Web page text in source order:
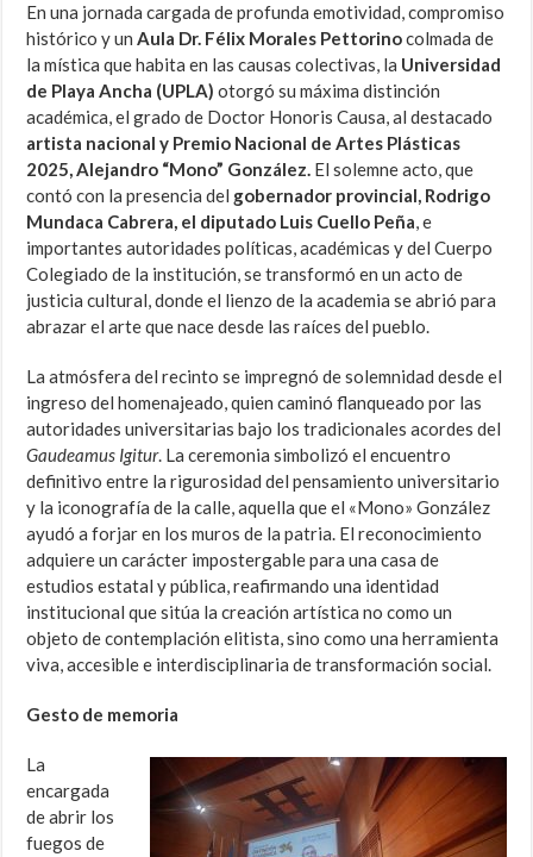
En una jornada cargada de profunda emotividad, compromiso
histórico y unAula Dr. Félix Morales Pettorinocolmada de
la mística que habita en las causas colectivas, la Universidad
de Playa Ancha (UPLA) otorgó su máxima distinción
académica, el grado de Doctor Honoris Causa, al destacado
artista nacional y Premio Nacional de Artes Plásticas
2025, Alejandro “Mono” González. El solemne acto, que
contó con la presencia del gobernador provincial, Rodrigo
Mundaca Cabrera, el diputado Luis Cuello Peña, e
importantes autoridades políticas, académicas y del Cuerpo
Colegiado de la institución, se transformó en un acto de
justicia cultural, donde el lienzo de la academia se abrió para
abrazar el arte que nace desde las raíces del pueblo.
La atmósfera del recinto se impregnó de solemnidad desde el
ingreso del homenajeado, quien caminó flanqueado por las
autoridades universitarias bajo los tradicionales acordes del
Gaudeamus Igitur. La ceremonia simbolizó el encuentro
definitivo entre la rigurosidad del pensamiento universitario
y la iconografía de la calle, aquella que el «Mono» González
ayudó a forjar en los muros de la patria. El reconocimiento
adquiere un carácter impostergable para una casa de
estudios estatal y pública, reafirmando una identidad
institucional que sitúa la creación artística no como un
objeto de contemplación elitista, sino como una herramienta
viva, accesible e interdisciplinaria de transformación social.
Gesto de memoria
La
encargada
de abrir los
fuegos de